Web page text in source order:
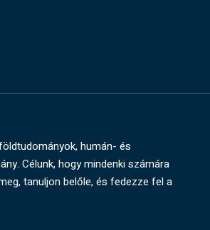
humán- és
Célunk, hogy mindenki számára
tanuljon belőle, és fedezze fel a